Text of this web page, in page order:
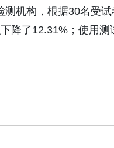
测机构，根据30名受
降了12.31%；使用